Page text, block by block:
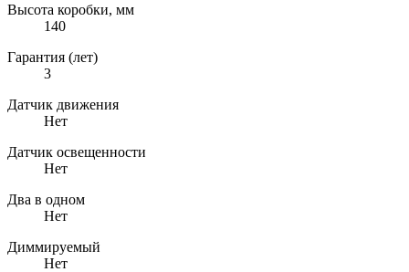
Высота коробки, мм
140
Гарантия (лет)
3
Датчик движения
Нет
Датчик освещенности
Нет
Два в одном
Нет
Диммируемый
Нет